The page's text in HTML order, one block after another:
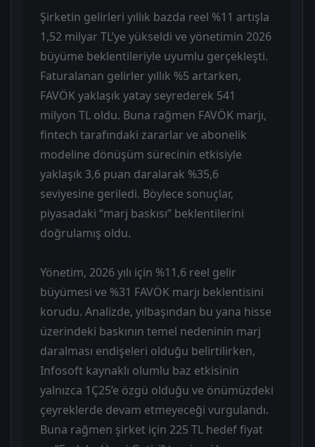
Şirketin gelirleri yıllık bazda reel %11 artışla
1,52 milyar TL’ye yükseldi ve yönetimin 2026
büyüme beklentileriyle uyumlu gerçekleşti.
Faturalanan gelirler yıllık %5 artarken,
FAVÖK yaklaşık yatay seyrederek 541
milyon TL oldu. Buna rağmen FAVÖK marjı,
fintech tarafındaki zararlar ve abonelik
modeline dönüşüm sürecinin etkisiyle
yaklaşık 3,6 puan daralarak %35,6
seviyesine geriledi. Böylece sonuçlar,
piyasadaki “marj baskısı” beklentilerini
doğrulamış oldu.
Yönetim, 2026 yılı için %11,6 reel gelir
büyümesi ve %31 FAVÖK marjı beklentisini
korudu. Analizde, yılbaşından bu yana hisse
üzerindeki baskının temel nedeninin marj
daralması endişeleri olduğu belirtilirken,
Infosoft kaynaklı olumlu baz etkisinin
yalnızca 1Ç25’e özgü olduğu ve önümüzdeki
çeyreklerde devam etmeyeceği vurgulandı.
Buna rağmen şirket için 225 TL hedef fiyat